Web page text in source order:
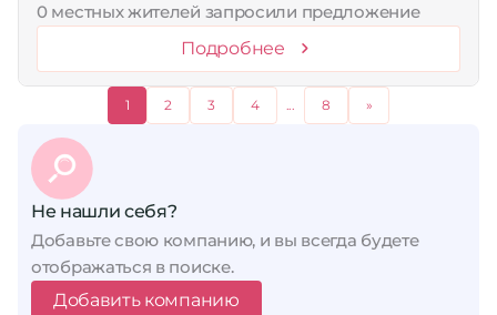
0 местных жителей запросили предложение
Подробнее
1 2 3 4 ... 8 »
Не нашли себя?
Добавьте свою компанию, и вы всегда будете
отображаться в поиске.
Добавить компанию